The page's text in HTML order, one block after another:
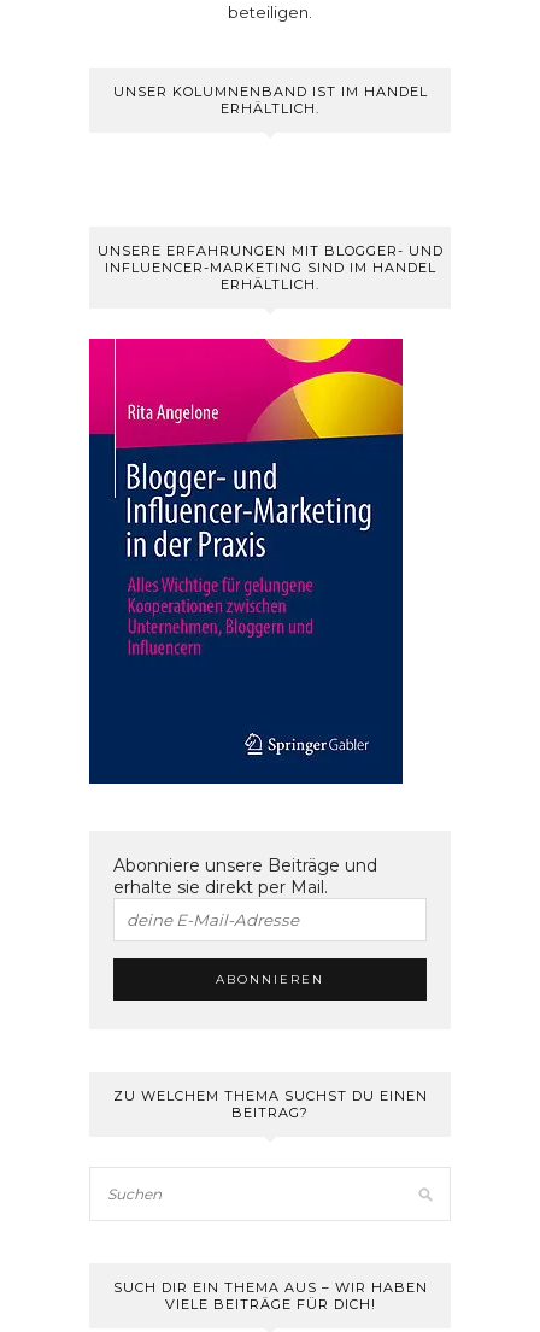
beteiligen.
UNSER KOLUMNENBAND IST IM HANDEL
ERHÄLTLICH.
UNSERE ERFAHRUNGEN MIT BLOGGER- UND
INFLUENCER-MARKETING SIND IM HANDEL
ERHÄLTLICH.
Abonniere unsere Beiträge und
erhalte sie direkt per Mail.
ZU WELCHEM THEMA SUCHST DU EINEN
BEITRAG?
SUCH DIR EIN THEMA AUS – WIR HABEN
VIELE BEITRÄGE FÜR DICH!